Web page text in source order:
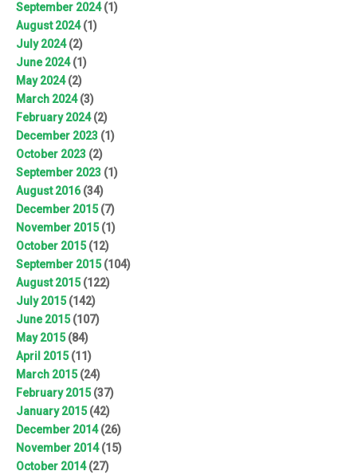
September 2024(1)
August 2024(1)
July 2024(2)
June 2024(1)
May 2024(2)
March 2024(3)
February 2024(2)
December 2023 (1)
October 2023 (2)
September 2023 (1)
August 2016(34)
December 2015(7)
November 2015(1)
October 2015(12)
September 2015(104)
August 2015(122)
July 2015(142)
June 2015(107)
May 2015(84)
April 2015(11)
March 2015(24)
February 2015(37)
January 2015(42)
December 2014(26)
November 2014(15)
October 2014(27)